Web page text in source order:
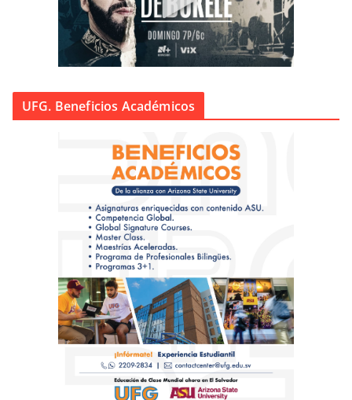
UFG. Beneficios Académicos